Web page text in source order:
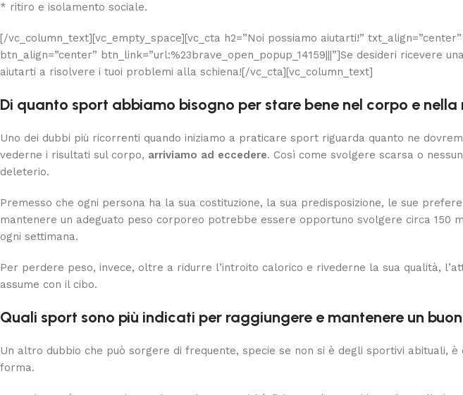
* ritiro e isolamento sociale.
[/vc_column_text][vc_empty_space][vc_cta h2=”Noi possiamo aiutarti!”
btn_align=”center” btn_link=”url:%23brave_open_popup_14159|||”]Se desideri ricevere
aiutarti a risolvere i tuoi problemi alla schiena![/vc_cta][vc_column_text]
Di quanto sport abbiamo bisogno per stare bene nel corpo e nella
Uno dei dubbi più ricorrenti quando iniziamo a praticare sport riguarda quanto ne
vederne i risultati sul corpo, arriviamo ad eccedere. Così come svolgere scarsa o
deleterio.
Premesso che ogni persona ha la sua costituzione, la sua predisposizione, le sue
mantenere un adeguato peso corporeo potrebbe essere opportuno svolgere circa 150
ogni settimana.
Per perdere peso, invece, oltre a ridurre l’introito calorico e rivederne la sua qualità,
assume con il cibo.
Quali sport sono più indicati per raggiungere e mantenere un
Un altro dubbio che può sorgere di frequente, specie se non si è degli sportivi
forma.